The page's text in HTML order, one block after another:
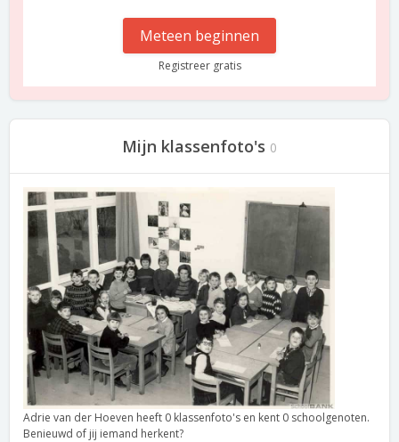
Meteen beginnen
Registreer gratis
Mijn klassenfoto's 0
Adrie van der Hoeven heeft 0 klassenfoto's en kent 0 schoolgenoten.
Benieuwd of jij iemand herkent?